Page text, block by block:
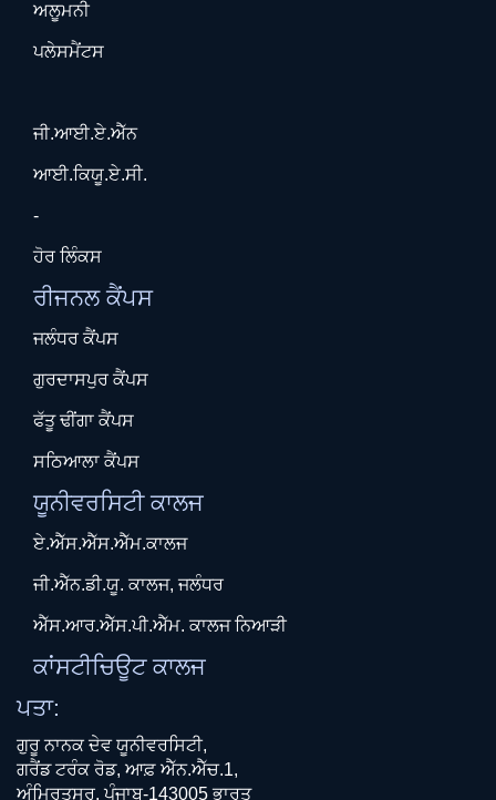
ਅਲੂਮਨੀ
ਪਲੇਸਮੈਂਟਸ
ਜੀ.ਆਈ.ਏ.ਐੱਨ
ਆਈ.ਕਿਯੂ.ਏ.ਸੀ.
-
ਹੋਰ ਲਿੰਕਸ
ਰੀਜਨਲ ਕੈਂਪਸ
ਜਲੰਧਰ ਕੈਂਪਸ
ਗੁਰਦਾਸਪੁਰ ਕੈਂਪਸ
ਫੱਤੂ ਢੀਂਗਾ ਕੈਂਪਸ
ਸਠਿਆਲਾ ਕੈਂਪਸ
ਯੂਨੀਵਰਸਿਟੀ ਕਾਲਜ
ਏ.ਐੱਸ.ਐੱਸ.ਐੱਮ.ਕਾਲਜ
ਜੀ.ਐੱਨ.ਡੀ.ਯੂ. ਕਾਲਜ, ਜਲੰਧਰ
ਐੱਸ.ਆਰ.ਐੱਸ.ਪੀ.ਐੱਮ. ਕਾਲਜ ਨਿਆੜੀ
ਕਾਂਸਟੀਚਿਊਟ ਕਾਲਜ
ਪਤਾ:
ਗੁਰੂ ਨਾਨਕ ਦੇਵ ਯੂਨੀਵਰਸਿਟੀ,
ਗਰੈਂਡ ਟਰੰਕ ਰੋਡ, ਆਫ਼ ਐੱਨ.ਐੱਚ.1,
ਅੰਮ੍ਰਿਤਸਰ, ਪੰਜਾਬ-143005 ਭਾਰਤ